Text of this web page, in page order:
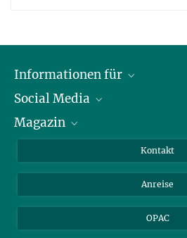
Informationen für
Journalist*innen
Stipendiat*innen
Social Media
LinkedIn
Magazin
Kontakt
Anreise
OPAC